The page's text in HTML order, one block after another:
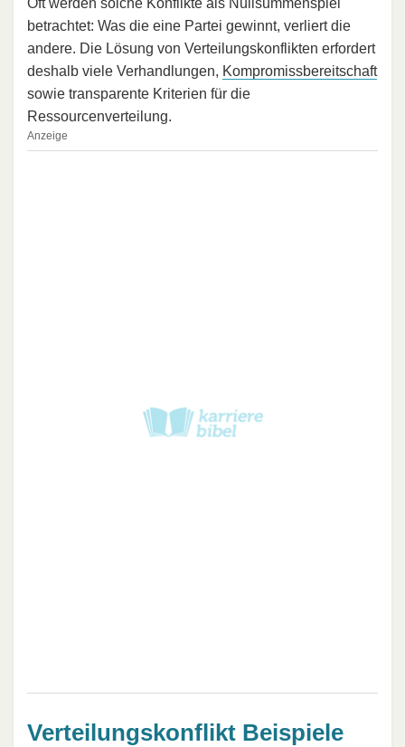
Oft werden solche Konflikte als Nullsummenspiel
betrachtet: Was die eine Partei gewinnt, verliert die
andere. Die Lösung von Verteilungskonflikten erfordert
deshalb viele Verhandlungen, Kompromissbereitschaft
sowie transparente Kriterien für die
Ressourcenverteilung.
Anzeige
Verteilungskonflikt Beispiele